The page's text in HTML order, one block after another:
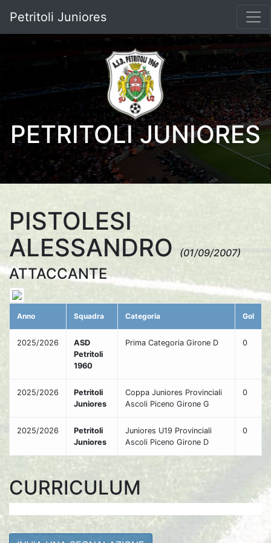
Petritoli Juniores
PETRITOLI JUNIORES
PISTOLESI
ALESSANDRO
(01/09/2007)
ATTACCANTE
Anno Squadra Categoria Gol
2025/2026
ASD
Petritoli
1960
Prima Categoria Girone D 0
2025/2026
Petritoli
Juniores
Coppa Juniores Provinciali
Ascoli Piceno Girone G
0
2025/2026
Petritoli
Juniores
Juniores U19 Provinciali
Ascoli Piceno Girone D
0
CURRICULUM